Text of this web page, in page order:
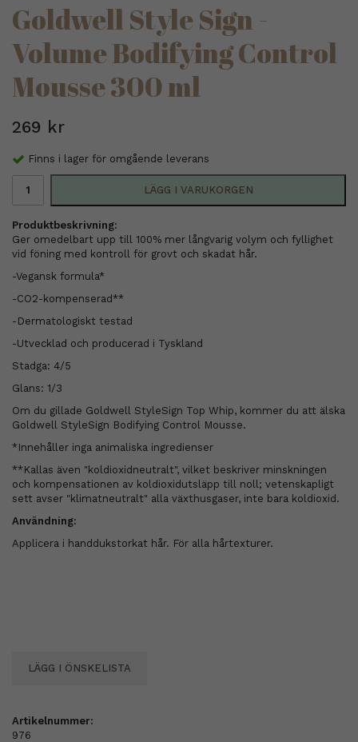
Goldwell Style Sign -
Volume Bodifying Control
Mousse 300 ml
269 kr
Finns i lager för omgående leverans
LÄGG I VARUKORGEN
Produktbeskrivning:
Ger omedelbart upp till 100% mer långvarig volym och fyllighet
vid föning med kontroll för grovt och skadat hår.
-Vegansk formula*
-CO2-kompenserad**
-Dermatologiskt testad
-Utvecklad och producerad i Tyskland
Stadga: 4/5
Glans: 1/3
Om du gillade Goldwell StyleSign Top Whip, kommer du att älska
Goldwell StyleSign Bodifying Control Mousse.
*Innehåller inga animaliska ingredienser
**Kallas även "koldioxidneutralt", vilket beskriver minskningen
och kompensationen av koldioxidutsläpp till noll; vetenskapligt
sett avser "klimatneutralt" alla växthusgaser, inte bara koldioxid.
Användning:
Applicera i handdukstorkat hår. För alla hårtexturer.
LÄGG I ÖNSKELISTA
Artikelnummer:
976